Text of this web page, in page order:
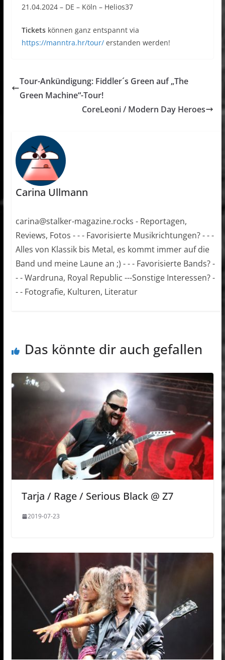
21.04.2024 – DE – Köln – Helios37
Ticketskönnen ganz entspannt via
https://manntra.hr/tour/erstanden werden!
Tour-Ankündigung: Fiddler´s Green auf „The
Green Machine“-Tour!
CoreLeoni / Modern Day Heroes
Carina Ullmann
carina@stalker-magazine.rocks - Reportagen,
Reviews, Fotos - - - Favorisierte Musikrichtungen? - - -
Alles von Klassik bis Metal, es kommt immer auf die
Band und meine Laune an ;) - - - Favorisierte Bands? -
- - Wardruna, Royal Republic ---Sonstige Interessen? -
- - Fotografie, Kulturen, Literatur
Das könnte dir auch gefallen
Tarja / Rage / Serious Black @ Z7
2019-07-23